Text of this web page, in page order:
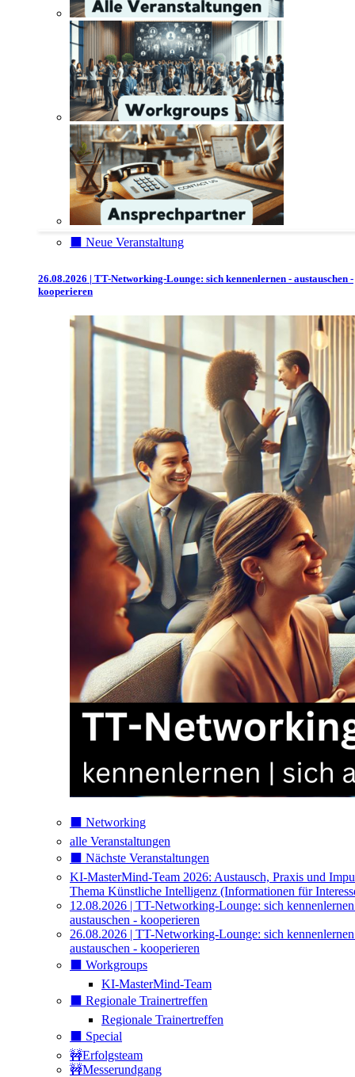
⬛️ Neue Veranstaltung
26.08.2026 | TT-Networking-Lounge: sich kennenlernen - austauschen -
kooperieren
⬛️ Networking
alle Veranstaltungen
⬛️ Nächste Veranstaltungen
KI-MasterMind-Team 2026: Austausch, Praxis und
Thema Künstliche Intelligenz (Informationen für
12.08.2026 | TT-Networking-Lounge: sich
austauschen - kooperieren
26.08.2026 | TT-Networking-Lounge: sich
austauschen - kooperieren
⬛️ Workgroups
KI-MasterMind-Team
⬛️ Regionale Trainertreffen
Regionale Trainertreffen
⬛️ Special
🚧Erfolgsteam
🚧Messerundgang